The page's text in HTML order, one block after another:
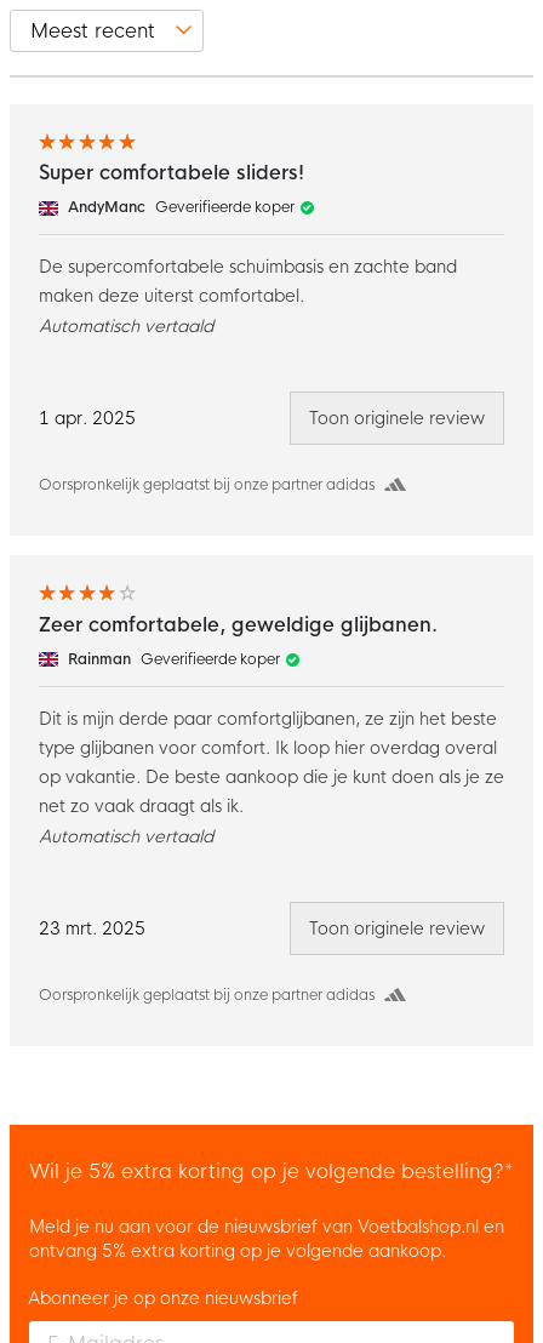
1 apr. 2025
Oorspronkelijk geplaatst bij onze partner adidas
Super comfortabele sliders!
AndyManc Geverifieerde koper
De supercomfortabele schuimbasis en zachte band
maken deze uiterst comfortabel.
Automatisch vertaald
Toon originele review
23 mrt. 2025
Oorspronkelijk geplaatst bij onze partner adidas
Zeer comfortabele, geweldige glijbanen.
Rainman Geverifieerde koper
Dit is mijn derde paar comfortglijbanen, ze zijn het beste
type glijbanen voor comfort. Ik loop hier overdag overal
op vakantie. De beste aankoop die je kunt doen als je ze
net zo vaak draagt als ik.
Automatisch vertaald
Toon originele review
Wil je 5% extra korting op je volgende bestelling?*
Meld je nu aan voor de nieuwsbrief van Voetbalshop.nl en
ontvang 5% extra korting op je volgende aankoop.
Enter your email and accept the privacy policy to subscribe to
Abonneer je op onze nieuwsbrief